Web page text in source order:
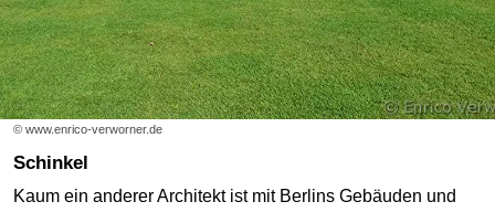
© www.enrico-verworner.de
Schinkel
Kaum ein anderer Architekt ist mit Berlins Gebäuden und